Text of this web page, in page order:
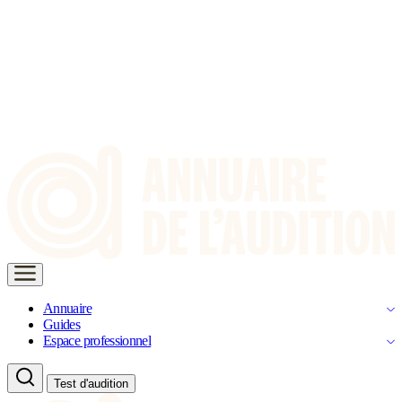
Annuaire
Guides
Espace professionnel
Test d'audition